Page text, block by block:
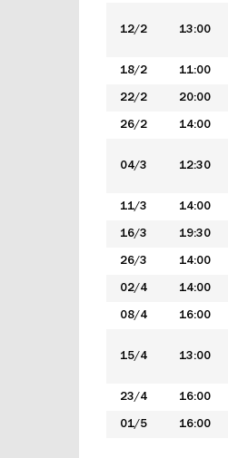
12/2 13:00
18/2 11:00
22/2 20:00
26/2 14:00
04/3 12:30
11/3 14:00
16/3 19:30
26/3 14:00
02/4 14:00
08/4 16:00
15/4 13:00
23/4 16:00
01/5 16:00